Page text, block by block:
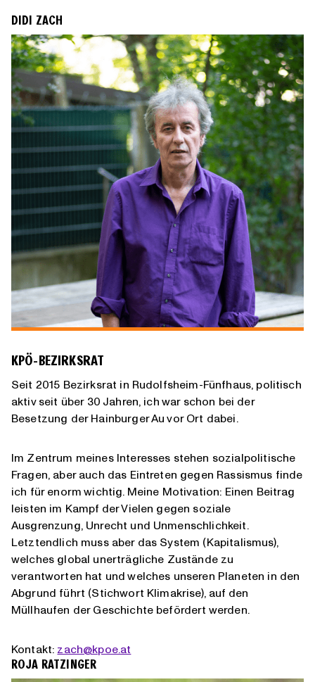
DIDI ZACH
KPÖ-BEZIRKSRAT
Seit 2015 Bezirksrat in Rudolfsheim-Fünfhaus, politisch
aktiv seit über 30 Jahren, ich war schon bei der
Besetzung der Hainburger Au vor Ort dabei.
Im Zentrum meines Interesses stehen sozialpolitische
Fragen, aber auch das Eintreten gegen Rassismus finde
ich für enorm wichtig. Meine Motivation: Einen Beitrag
leisten im Kampf der Vielen gegen soziale
Ausgrenzung, Unrecht und Unmenschlichkeit.
Letztendlich muss aber das System (Kapitalismus),
welches global unerträgliche Zustände zu
verantworten hat und welches unseren Planeten in den
Abgrund führt (Stichwort Klimakrise), auf den
Müllhaufen der Geschichte befördert werden.
Kontakt: zach@kpoe.at
ROJA RATZINGER